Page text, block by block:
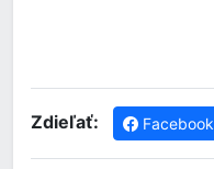
Zdieľať: Facebook